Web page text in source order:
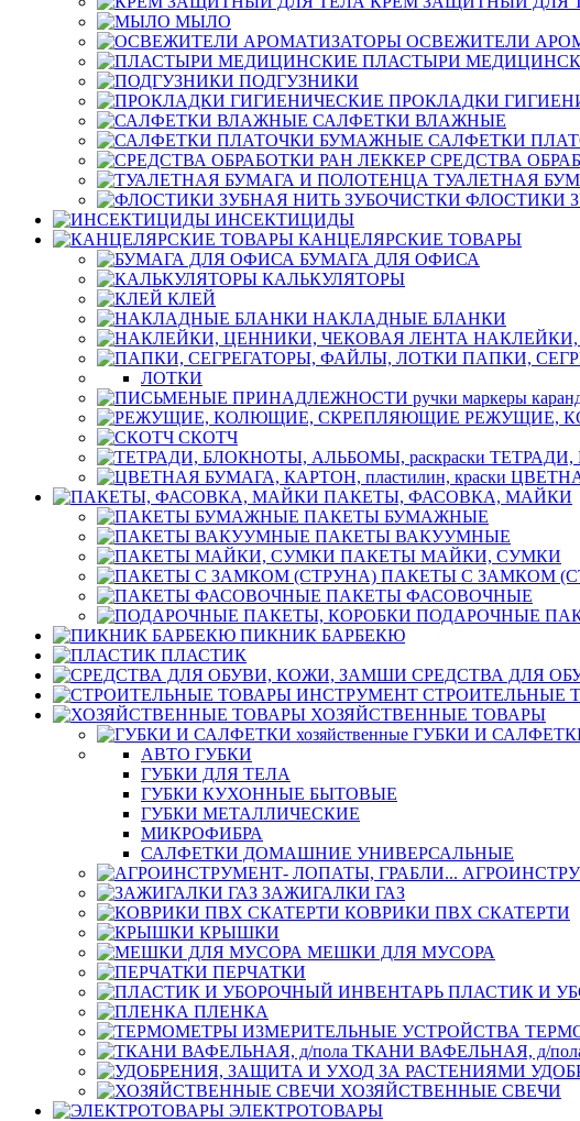
МЫЛО
ОСВЕЖИТЕЛИ
ПЛАСТЫРИ
ПОДГУЗНИКИ
ПРОКЛАДКИ
САЛФЕТКИ ВЛАЖНЫЕ
САЛФЕТКИ
СРЕДСТВА
ТУАЛЕТНАЯ
ФЛОСТИКИ
ИНСЕКТИЦИДЫ
КАНЦЕЛЯРСКИЕ ТОВАРЫ
БУМАГА ДЛЯ ОФИСА
КАЛЬКУЛЯТОРЫ
КЛЕЙ
НАКЛАДНЫЕ БЛАНКИ
НАКЛЕЙКИ,
ПАПКИ,
ЛОТКИ
РЕЖУЩИЕ,
СКОТЧ
ТЕТРАДИ,
ПАКЕТЫ, ФАСОВКА, МАЙКИ
ПАКЕТЫ БУМАЖНЫЕ
ПАКЕТЫ ВАКУУМНЫЕ
ПАКЕТЫ МАЙКИ, СУМКИ
ПАКЕТЫ С ЗАМКОМ
ПАКЕТЫ ФАСОВОЧНЫЕ
ПОДАРОЧНЫЕ
ПИКНИК БАРБЕКЮ
ПЛАСТИК
СРЕДСТВА ДЛЯ
СТРОИТЕЛЬНЫЕ
ХОЗЯЙСТВЕННЫЕ ТОВАРЫ
ГУБКИ И САЛФЕТКИ
АВТО ГУБКИ
ГУБКИ ДЛЯ ТЕЛА
ГУБКИ КУХОННЫЕ БЫТОВЫЕ
ГУБКИ МЕТАЛЛИЧЕСКИЕ
МИКРОФИБРА
САЛФЕТКИ ДОМАШНИЕ УНИВЕРСАЛЬНЫЕ
ЗАЖИГАЛКИ ГАЗ
КОВРИКИ ПВХ СКАТЕРТИ
КРЫШКИ
МЕШКИ ДЛЯ МУСОРА
ПЕРЧАТКИ
ПЛАСТИК И
ПЛЕНКА
ТКАНИ ВАФЕЛЬНАЯ, д/
ХОЗЯЙСТВЕННЫЕ СВЕЧИ
ЭЛЕКТРОТОВАРЫ